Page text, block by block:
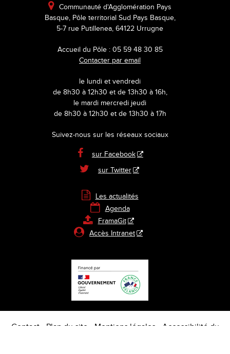

Communauté d'Agglomération Pays
Basque, Pôle territorial Sud Pays Basque,
5-7 rue Putillenea, 64122 Urrugne
Accueil du Pôle : 05 59 48 30 85
Contacter par email
le lundi et vendredi
de 8h30 à 12h30 et de 13h30 à 16h,
le mardi mercredi jeudi
de 8h30 à 12h30 et de 13h30 à 17h
Suivez-nous sur les réseaux sociaux
 sur Facebook
 sur Twitter
 Les actualités
 Agenda
 FramaGit
 Accès Intranet
Contact Plan du site Mentions légales
Accessibilité du